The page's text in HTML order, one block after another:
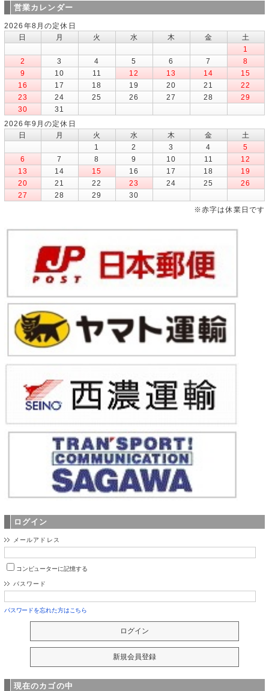
営業カレンダー
2026年8月の定休日
日
月 火 水 木 金
土
1
2
3 4 5 6 7
8
9
10 11 12 13 14
15
16
17 18 19 20 21
22
23
24 25 26 27 28
29
30
31
2026年9月の定休日
日
月 火 水 木 金
土
1
2 3 4
5
6
7 8 9 10 11
12
13
14 15 16 17 18
19
20
21 22 23 24 25
26
27
28 29
30
※赤字は休業日です
ログイン
メールアドレス
コンピューターに記憶する
パスワード
パスワードを忘れた方はこちら
現在のカゴの中